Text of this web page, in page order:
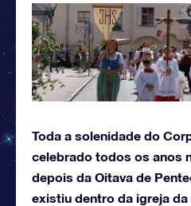
Toda a solenidade do
celebrado todos os anos
depois da Oitava de
existiu dentro da igreja